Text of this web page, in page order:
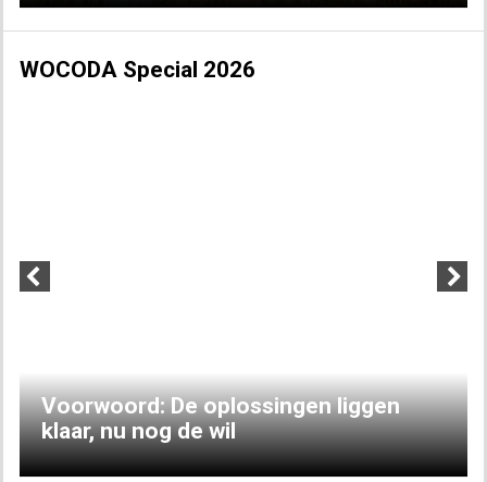
WOCODA Special 2026
Voorwoord: De oplossingen liggen
klaar, nu nog de wil